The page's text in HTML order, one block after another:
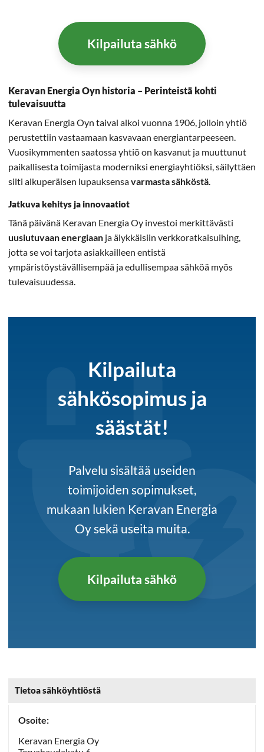
Kilpailuta sähkö
Keravan Energia Oyn historia – Perinteistä kohti
tulevaisuutta
Keravan Energia Oyn taival alkoi vuonna 1906, jolloin yhtiö
perustettiin vastaamaan kasvavaan energiantarpeeseen.
Vuosikymmenten saatossa yhtiö on kasvanut ja muuttunut
paikallisesta toimijasta moderniksi energiayhtiöksi, säilyttäen
silti alkuperäisen lupauksensavarmasta sähköstä.
Jatkuva kehitys ja innovaatiot
Tänä päivänä Keravan Energia Oy investoi merkittävästi
uusiutuvaan energiaan ja älykkäisiin verkkoratkaisuihing,
jotta se voi tarjota asiakkailleen entistä
ympäristöystävällisempää ja edullisempaa sähköä myös
tulevaisuudessa.
Kilpailuta
sähkösopimus ja
säästät!
Palvelu sisältää useiden
toimijoiden sopimukset,
mukaan lukien Keravan Energia
Oy sekä useita muita.
Kilpailuta sähkö
Tietoa sähköyhtiöstä
Osoite:
Keravan Energia Oy